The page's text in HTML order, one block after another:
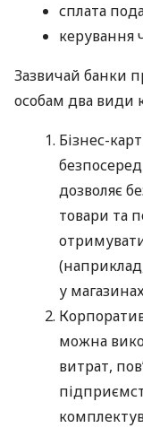
сплата
керування
Зазвичай банки
особам два види
Бізнес-
дозволяє
товари та
у
можна
витрат,